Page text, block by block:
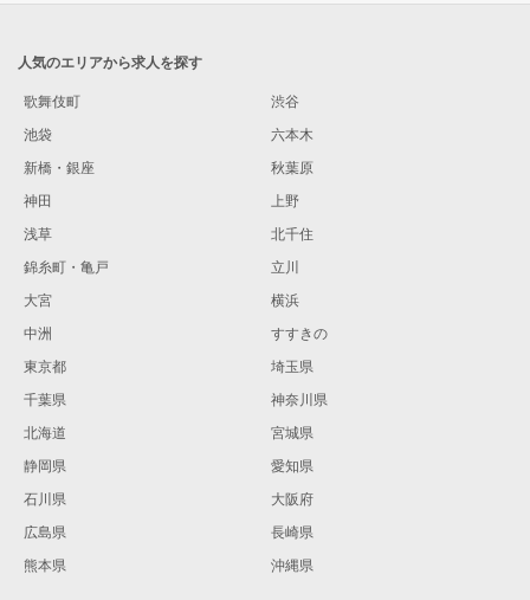
人気のエリアから求人を探す
歌舞伎町
渋谷
池袋
六本木
新橋・銀座
秋葉原
神田
上野
浅草
北千住
錦糸町・亀戸
立川
大宮
横浜
中洲
すすきの
東京都
埼玉県
千葉県
神奈川県
北海道
宮城県
静岡県
愛知県
石川県
大阪府
広島県
長崎県
熊本県
沖縄県